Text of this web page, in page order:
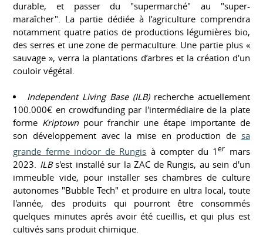
durable, et passer du "supermarché" au "super-
maraîcher". La partie dédiée à l’agriculture comprendra
notamment quatre patios de productions légumières bio,
des serres et une zone de permaculture. Une partie plus «
sauvage », verra la plantations d’arbres et la création d'un
couloir végétal.
Independent Living Base (ILB)recherche actuellement
100.000€ en crowdfunding par l'intermédiaire de la plate
forme Kriptown pour franchir une étape importante de
son développement avec la mise en production de sa
grande ferme indoor de Rungis à compter du 1er mars
2023. ILBs'est installé sur la ZAC de Rungis, au sein d'un
immeuble vide, pour installer ses chambres de culture
autonomes "Bubble Tech" et produire en ultra local, toute
l'année, des produits qui pourront être consommés
quelques minutes aprés avoir été cueillis, et qui plus est
cultivés sans produit chimique.